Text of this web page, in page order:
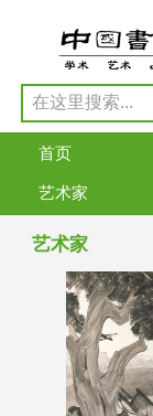
首页
艺术家
艺术家